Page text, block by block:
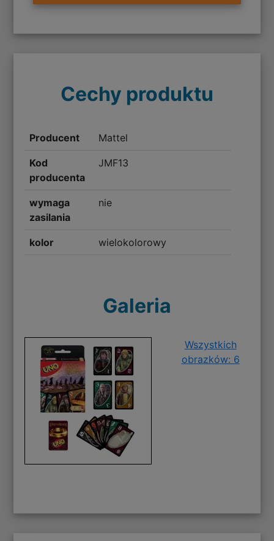
Cechy produktu
Producent Mattel
Kod
producenta
JMF13
wymaga
zasilania
nie
kolor wielokolorowy
Galeria
Wszystkich
obrazków: 6